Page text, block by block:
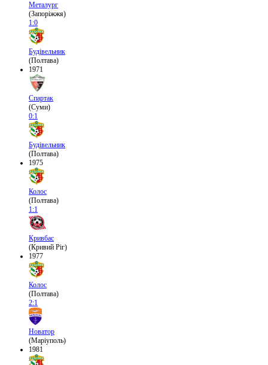
Металург
(Запоріжжя)
1:0
Будівельник
(Полтава)
1971
Спартак
(Суми)
0:1
Будівельник
(Полтава)
1975
Колос
(Полтава)
1:1
Кривбас
(Кривий Ріг)
1977
Колос
(Полтава)
2:1
Новатор
(Маріуполь)
1981